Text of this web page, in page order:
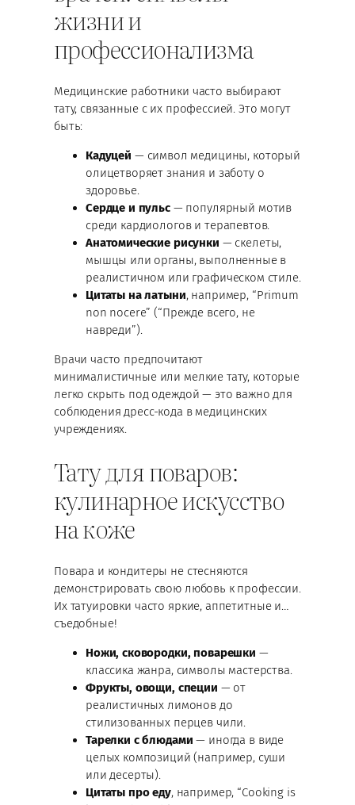
жизни и
профессионализма
Медицинские работники часто выбирают
тату, связанные с их профессией. Это могут
быть:
Кадуцей — символ медицины, который
олицетворяет знания и заботу о
здоровье.
Сердце и пульс— популярный мотив
среди кардиологов и терапевтов.
Анатомические рисунки — скелеты,
мышцы или органы, выполненные в
реалистичном или графическом стиле.
Цитаты на латыни, например, “Primum
non nocere” (“Прежде всего, не
навреди”).
Врачи часто предпочитают
минималистичные или мелкие тату, которые
легко скрыть под одеждой — это важно для
соблюдения дресс-кода в медицинских
учреждениях.
Тату для поваров:
кулинарное искусство
на коже
Повара и кондитеры не стесняются
демонстрировать свою любовь к профессии.
Их татуировки часто яркие, аппетитные и…
съедобные!
Ножи, сковородки, поварешки —
классика жанра, символы мастерства.
Фрукты, овощи, специи — от
реалистичных лимонов до
стилизованных перцев чили.
Тарелки с блюдами — иногда в виде
целых композиций (например, суши
или десерты).
Цитаты про еду, например, “Cooking is